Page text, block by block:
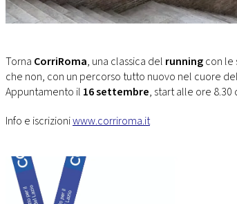
DI
MONACO
RMC
CONSIGLIA
Torna CorriRoma, una classica del runningcon le
che non, con un percorso tutto nuovo nel cuore
Appuntamento il 16 settembre, start alle ore 8.30
Info e iscrizioniwww.corriroma.it